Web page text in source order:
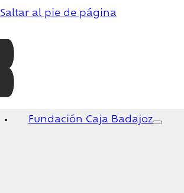
Saltar al pie de página
Fundación Caja Badajoz